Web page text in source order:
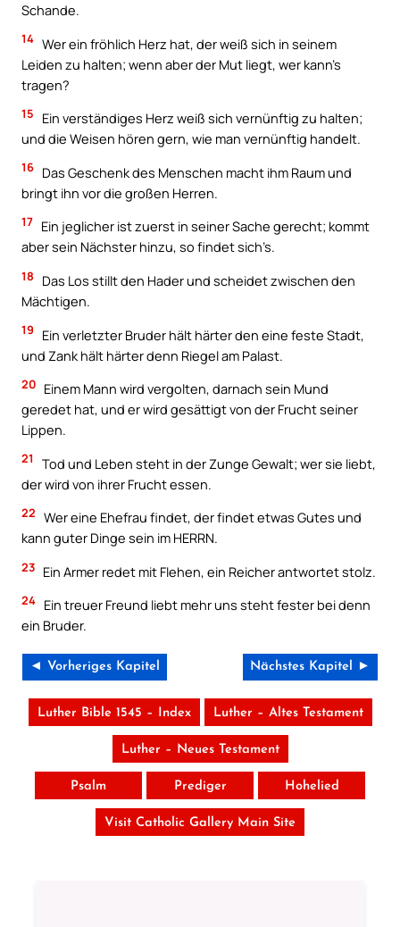
Schande.
14 Wer ein fröhlich Herz hat, der weiß sich in seinem
Leiden zu halten; wenn aber der Mut liegt, wer kann’s
tragen?
15
Ein verständiges Herz weiß sich vernünftig zu halten;
und die Weisen hören gern, wie man vernünftig handelt.
16 Das Geschenk des Menschen macht ihm Raum und
bringt ihn vor die großen Herren.
17 Ein jeglicher ist zuerst in seiner Sache gerecht; kommt
aber sein Nächster hinzu, so findet sich’s.
18
Das Los stillt den Hader und scheidet zwischen den
Mächtigen.
19
Ein verletzter Bruder hält härter den eine feste Stadt,
und Zank hält härter denn Riegel am Palast.
20 Einem Mann wird vergolten, darnach sein Mund
geredet hat, und er wird gesättigt von der Frucht seiner
Lippen.
21
Tod und Leben steht in der Zunge Gewalt; wer sie liebt,
der wird von ihrer Frucht essen.
22 Wer eine Ehefrau findet, der findet etwas Gutes und
kann guter Dinge sein im HERRN.
23 Ein Armer redet mit Flehen, ein Reicher antwortet stolz.
24 Ein treuer Freund liebt mehr uns steht fester bei denn
ein Bruder.
◄ Vorheriges Kapitel Nächstes Kapitel ►
Luther Bible 1545 – Index Luther – Altes Testament
Luther – Neues Testament
Psalm Prediger Hohelied
Visit Catholic Gallery Main Site